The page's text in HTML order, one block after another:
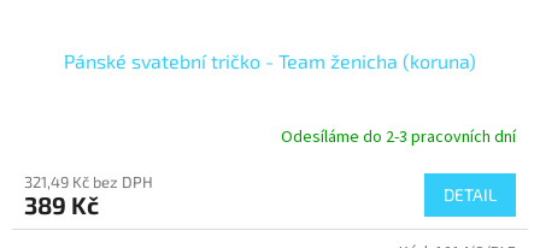
Pánské svatební tričko - Team ženicha (koruna)
Odesíláme do 2-3 pracovních dní
321,49 Kč bez DPH
389 Kč DETAIL